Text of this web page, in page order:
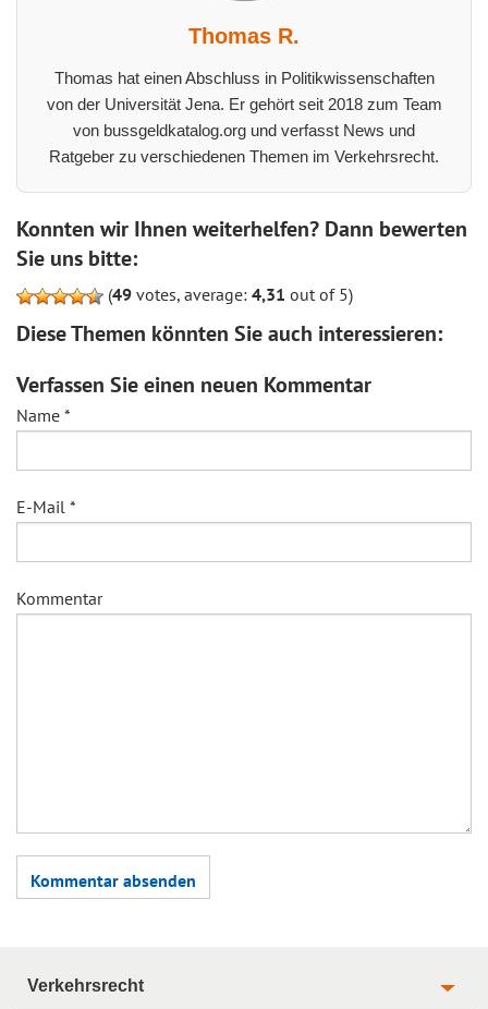
Thomas R.
Thomas hat einen Abschluss in Politikwissenschaften
von der Universität Jena. Er gehört seit 2018 zum Team
von bussgeldkatalog.org und verfasst News und
Ratgeber zu verschiedenen Themen im Verkehrsrecht.
Konnten wir Ihnen weiterhelfen? Dann bewerten
Sie uns bitte:
(49 votes, average: 4,31 out of 5)
Diese Themen könnten Sie auch interessieren:
Verfassen Sie einen neuen Kommentar
Name *
E-Mail *
Kommentar
Verkehrsrecht